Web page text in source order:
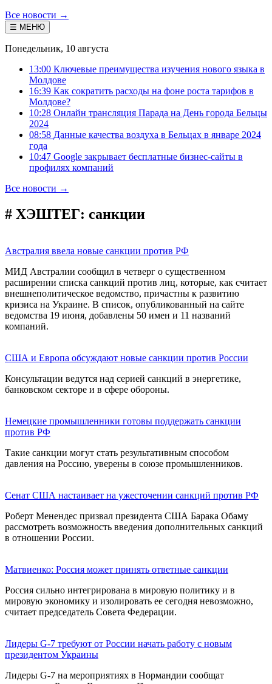
Все новости →
☰ МЕНЮ
Понедельник, 10 августа
13:00 Ключевые преимущества изучения нового языка в
Молдове
16:39 Как сократить расходы на фоне роста тарифов в
Молдове?
10:28 Онлайн трансляция Парада на День города Бельцы
2024
08:58 Данные качества воздуха в Бельцах в январе 2024
года
10:47 Google закрывает бесплатные бизнес-сайты в
профилях компаний
Все новости →
# ХЭШТЕГ: санкции
Австралия ввела новые санкции против РФ
МИД Австралии сообщил в четверг о существенном
расширении списка санкций против лиц, которые, как считает
внешнеполитическое ведомство, причастны к развитию
кризиса на Украине. В список, опубликованный на сайте
ведомства 19 июня, добавлены 50 имен и 11 названий
компаний.
США и Европа обсуждают новые санкции против России
Консультации ведутся над серией санкций в энергетике,
банковском секторе и в сфере обороны.
Немецкие промышленники готовы поддержать санкции
против РФ
Такие санкции могут стать результативным способом
давления на Россию, уверены в союзе промышленников.
Сенат США настаивает на ужесточении санкций против РФ
Роберт Менендес призвал президента США Барака Обаму
рассмотреть возможность введения дополнительных санкций
в отношении России.
Матвиенко: Россия может принять ответные санкции
Россия сильно интегрирована в мировую политику и в
мировую экономику и изолировать ее сегодня невозможно,
считает председатель Совета Федерации.
Лидеры G-7 требуют от России начать работу с новым
президентом Украины
Лидеры G-7 на мероприятиях в Нормандии сообщат